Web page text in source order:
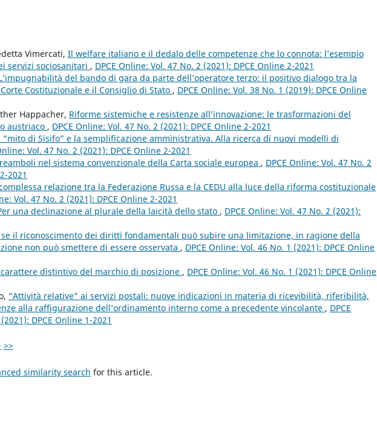
Vimercati, Il welfare italiano e il dedalo delle competenze che lo connota: l’esempio
servizi sociosanitari , DPCE Online: Vol. 47 No. 2 (2021): DPCE Online 2-2021
del bando di gara da parte dell’operatore terzo: il positivo dialogo tra la
Costituzionale e il Consiglio di Stato , DPCE Online: Vol. 38 No. 1 (2019): DPCE Online
Happacher, Riforme sistemiche e resistenze all’innovazione: le trasformazioni del
austriaco , DPCE Online: Vol. 47 No. 2 (2021): DPCE Online 2-2021
“mito di Sisifo” e la semplificazione amministrativa. Alla ricerca di nuovi modelli di
Vol. 47 No. 2 (2021): DPCE Online 2-2021
nel sistema convenzionale della Carta sociale europea , DPCE Online: Vol. 47 No. 2
2021
relazione tra la Federazione Russa e la CEDU alla luce della riforma costituzionale
Vol. 47 No. 2 (2021): DPCE Online 2-2021
una declinazione al plurale della laicità dello stato , DPCE Online: Vol. 47 No. 2 (2021):
se il riconoscimento dei diritti fondamentali può subire una limitazione, in ragione della
non può smettere di essere osservata , DPCE Online: Vol. 46 No. 1 (2021): DPCE Online
distintivo del marchio di posizione , DPCE Online: Vol. 46 No. 1 (2021): DPCE Online
“Attività relative” ai servizi postali: nuove indicazioni in materia di ricevibilità, riferibilità,
alla raffigurazione dell’ordinamento interno come a precedente vincolante , DPCE
DPCE Online 1-2021
>>
similarity search for this article.